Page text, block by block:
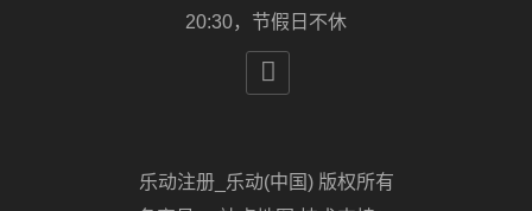
20:30，节假日不休

乐动注册_乐动(中国) 版权所有